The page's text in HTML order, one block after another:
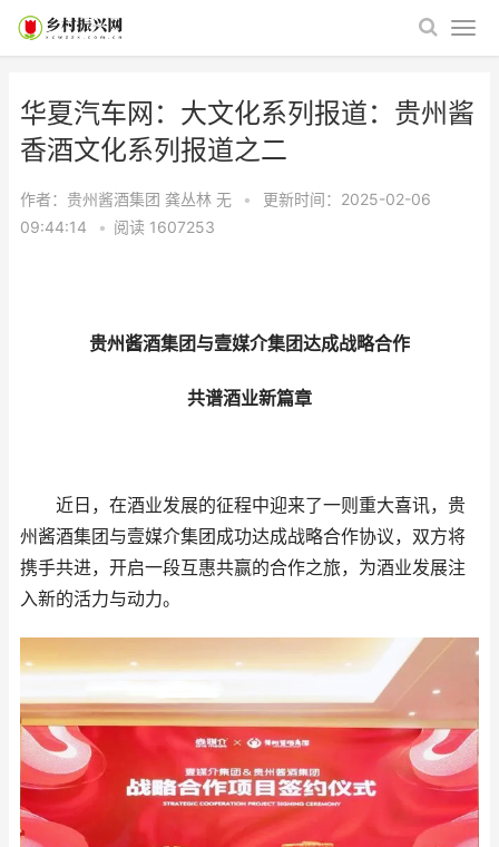
华夏汽车网：大文化系列报道：贵州酱
香酒文化系列报道之二
作者：贵州酱酒集团 龚丛林 无 •
更新时间：2025-02-06
09:44:14
• 阅读 1607253
贵州酱酒集团与壹媒介集团达成战略合作
共谱酒业新篇章
近日，在酒业发展的征程中迎来了一则重大喜讯，贵
州酱酒集团与壹媒介集团成功达成战略合作协议，双方将
携手共进，开启一段互惠共赢的合作之旅，为酒业发展注
入新的活力与动力。